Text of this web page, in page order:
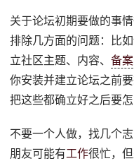
关于论坛初期要做的事
排除几方面的问题：比
立社区主题、内容、备案
你安装并建立论坛之前
把这些都确立好之后要
不要一个人做，找几个
朋友可能有工作很忙，